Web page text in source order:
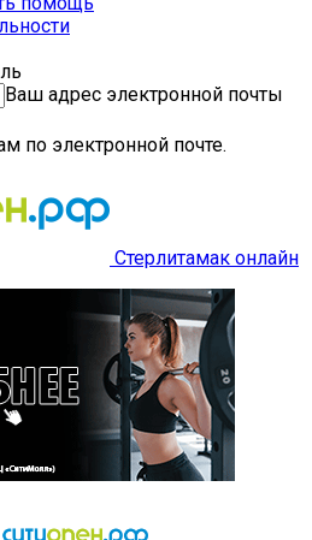
Ваш адрес электронной почты
по электронной почте.
Стерлитамак онлайн